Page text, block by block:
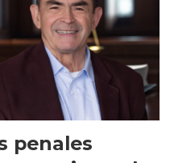
penales